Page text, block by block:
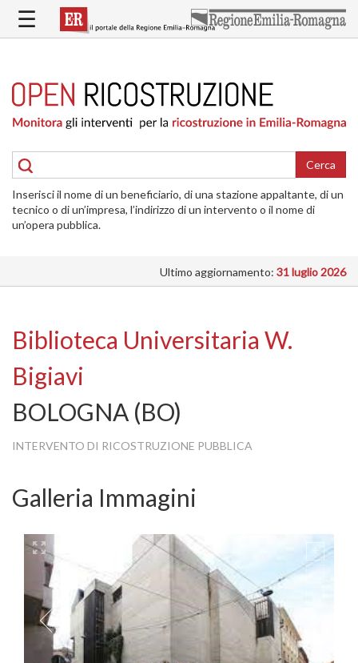
contenuto
RICOSTRUZIONE
PUBBLICA
DELLE
ABITAZIONI
RICOSTRUZIONE
ATTIVITÀ
INTERVENTI
SI
☰
Cerca
Inserisci il nome di un beneficiario, di una stazione appaltante, di un
tecnico o di un’impresa, l’indirizzo di un intervento o il nome di
un’opera pubblica.
Ultimo aggiornamento: 31 luglio 2026
Biblioteca Universitaria W.
Bigiavi
BOLOGNA (BO)
INTERVENTO DI RICOSTRUZIONE PUBBLICA
Galleria Immagini